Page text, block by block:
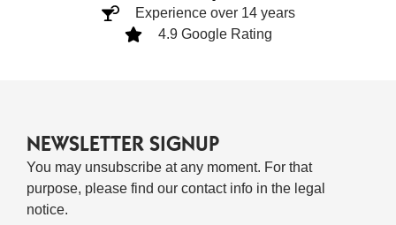
Experience over 14 years
4.9 Google Rating
NEWSLETTER SIGNUP
You may unsubscribe at any moment. For that
purpose, please find our contact info in the legal
notice.